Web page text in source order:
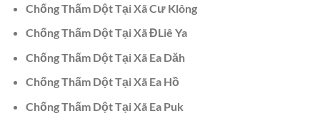
Chống Thấm Dột Tại Xã Cư Klông
Chống Thấm Dột Tại Xã ĐLiê Ya
Chống Thấm Dột Tại Xã Ea Dăh
Chống Thấm Dột Tại Xã Ea Hồ
Chống Thấm Dột Tại Xã Ea Puk